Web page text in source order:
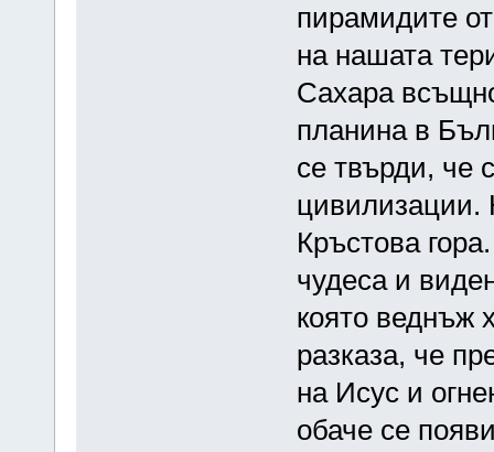
пирамидите
на нашата
Сахара
планина в
се твърди, че
цивилизации.
Кръстова
чудеса и
която веднъж
разказа, че
на Исус и
обаче се